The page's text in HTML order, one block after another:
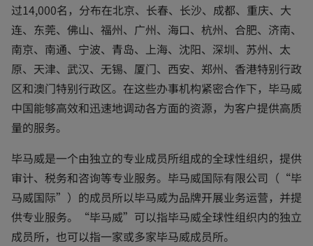
过14,000名，分布在北京、长春、长沙、成都、重庆、大
连、东莞、佛山、福州、广州、海口、杭州、合肥、济南、
南京、南通、宁波、青岛、上海、沈阳、深圳、苏州、太
原、天津、武汉、无锡、厦门、西安、郑州、香港特别行政
区和澳门特别行政区。在这些办事机构紧密合作下，毕马威
中国能够高效和迅速地调动各方面的资源，为客户提供高质
量的服务。
毕马威是一个由独立的专业成员所组成的全球性组织，提供
审计、税务和咨询等专业服务。毕马威国际有限公司（“毕
马威国际”）的成员所以毕马威为品牌开展业务运营，并提
供专业服务。“毕马威”可以指毕马威全球性组织内的独立
成员所，也可以指一家或多家毕马威成员所。